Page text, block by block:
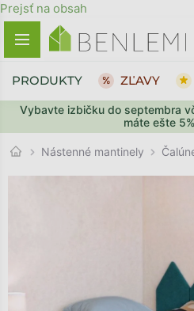
Prejsť na obsah
Vybavte izbičku do septembra
máte ešte
PRODUKTY ZĽAVY
Nástenné mantinely
SPÄŤ DO OBCHODU
SPÄŤ DO OBCHODU